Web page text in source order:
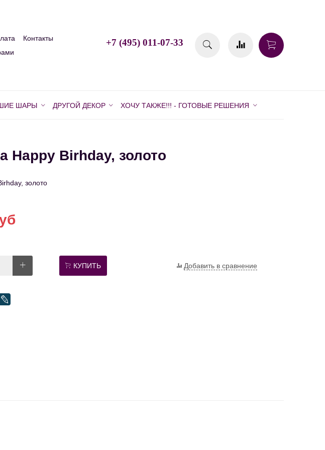
Контакты
+7 (495) 011-07-33
ШАРЫ ДРУГОЙ ДЕКОР ХОЧУ ТАКЖЕ!!! - ГОТОВЫЕ РЕШЕНИЯ
Happy Birhday, золото
золото
КУПИТЬ Добавить в сравнение